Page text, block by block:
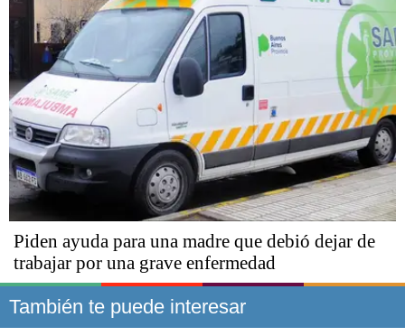
Piden ayuda para una madre que debió dejar de
trabajar por una grave enfermedad
También te puede interesar